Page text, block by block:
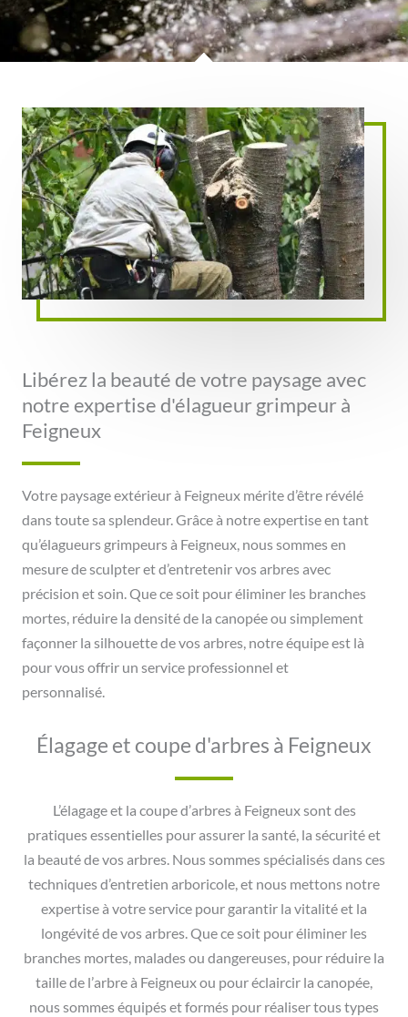
Libérez la beauté de votre paysage avec
notre expertise d'élagueur grimpeur à
Feigneux
Votre paysage extérieur à Feigneux mérite d’être révélé
dans toute sa splendeur. Grâce à notre expertise en tant
qu’élagueurs grimpeurs à Feigneux, nous sommes en
mesure de sculpter et d’entretenir vos arbres avec
précision et soin. Que ce soit pour éliminer les branches
mortes, réduire la densité de la canopée ou simplement
façonner la silhouette de vos arbres, notre équipe est là
pour vous offrir un service professionnel et
personnalisé.
Élagage et coupe d'arbres à Feigneux
L’élagage et la coupe d’arbres à Feigneux sont des
pratiques essentielles pour assurer la santé, la sécurité et
la beauté de vos arbres. Nous sommes spécialisés dans ces
techniques d’entretien arboricole, et nous mettons notre
expertise à votre service pour garantir la vitalité et la
longévité de vos arbres. Que ce soit pour éliminer les
branches mortes, malades ou dangereuses, pour réduire la
taille de l’arbre à Feigneux ou pour éclaircir la canopée,
nous sommes équipés et formés pour réaliser tous types